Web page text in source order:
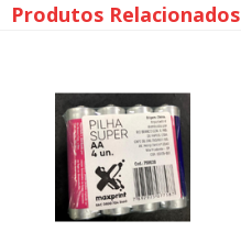
Produtos Relacionados